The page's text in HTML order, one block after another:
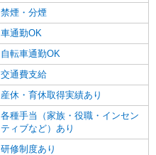
禁煙・分煙
車通勤OK
自転車通勤OK
交通費支給
産休・育休取得実績あり
各種手当（家族・役職・インセン
ティブなど）あり
研修制度あり